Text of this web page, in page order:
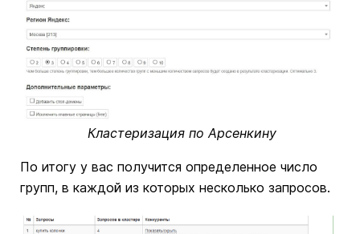
Кластеризация по Арсенкину
По итогу у вас получится определенное число
групп, в каждой из которых несколько запросов.